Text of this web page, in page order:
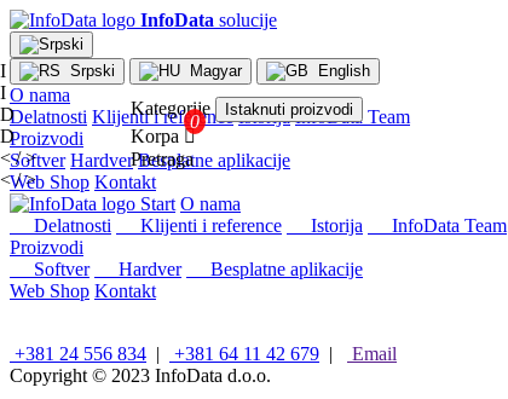
InfoData solucije
Srpski Magyar English
O nama
Delatnosti Klijenti i reference Istorija InfoData Team
Proizvodi
Softver Hardver Besplatne aplikacije
Web Shop Kontakt
Start O nama
Delatnosti
Klijenti i reference Istorija
InfoData Team
Proizvodi
Softver
Hardver
Besplatne aplikacije
Web Shop Kontakt
I
I
D
D
< / >
< / >
Kategorije Istaknuti proizvodi
Korpa 
Pretraga
×
Konfiguracije
Intel
stoni
računari
stoni
računari
Microsoft
+381 24 556 834 | +381 64 11 42 679 |
Email
Copyright © 2023 InfoData d.o.o.